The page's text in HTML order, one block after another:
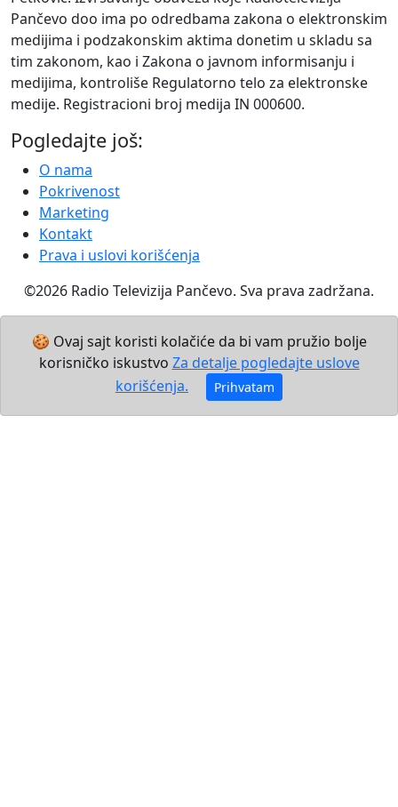
Pančevo doo ima po odredbama zakona o elektronskim
medijima i podzakonskim aktima donetim u skladu sa
tim zakonom, kao i Zakona o javnom informisanju i
medijima, kontroliše Regulatorno telo za elektronske
medije. Registracioni broj medija IN 000600.
Pogledajte još:
O nama
Pokrivenost
Marketing
Kontakt
Prava i uslovi korišćenja
©2026 Radio Televizija Pančevo. Sva prava zadržana.
🍪 Ovaj sajt koristi kolačiće da bi vam pružio bolje
korisničko iskustvo Za detalje pogledajte uslove
korišćenja.
Prihvatam